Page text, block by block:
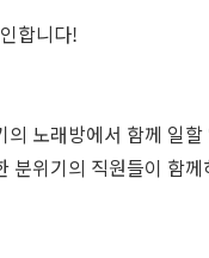
합니다!
노래방에서 함께 일
분위기의 직원들이 함